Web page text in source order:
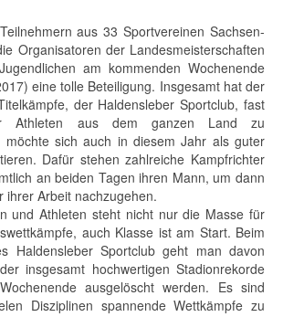
aus 33 Sportvereinen Sachsen-
Organisatoren der Landesmeisterschaften
am kommenden Wochenende
eine tolle Beteiligung. Insgesamt hat der
der Haldensleber Sportclub, fast
Athleten aus dem ganzen Land zu
möchte sich auch in diesem Jahr als guter
Dafür stehen zahlreiche Kampfrichter
an beiden Tagen ihren Mann, um dann
ihrer Arbeit nachzugehen.
und Athleten steht nicht nur die Masse für
auch Klasse ist am Start. Beim
Haldensleber Sportclub geht man davon
insgesamt hochwertigen Stadionrekorde
ausgelöscht werden. Es sind
Disziplinen spannende Wettkämpfe zu